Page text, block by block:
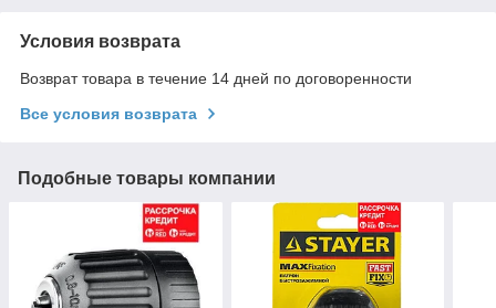
Условия возврата
Возврат товара в течение 14 дней по договоренности
Все условия возврата
Подобные товары компании